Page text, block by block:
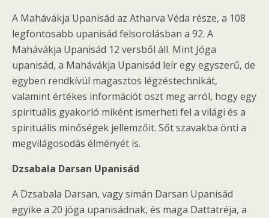
A Mahávákja Upanisád az Atharva Véda része, a 108
legfontosabb upanisád felsorolásban a 92. A
Mahávákja Upanisád 12 versből áll. Mint Jóga
upanisád, a Mahávákja Upanisád leír egy egyszerű, de
egyben rendkívül magasztos légzéstechnikát,
valamint értékes információt oszt meg arról, hogy egy
spirituális gyakorló miként ismerheti fel a világi és a
spirituális minőségek jellemzőit. Sőt szavakba önti a
megvilágosodás élményét is.
Dzsabala Darsan Upanisád
A Dzsabala Darsan, vagy simán Darsan Upanisád
egyike a 20 jóga upanisádnak, és maga Dattatréja, a